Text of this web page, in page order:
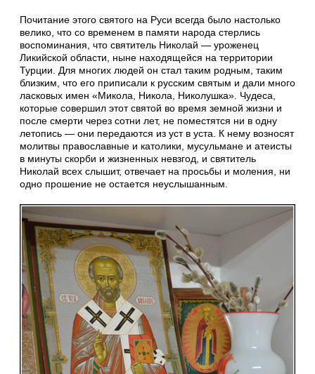
Почитание этого святого на Руси всегда было настолько
велико, что со временем в памяти народа стерлись
воспоминания, что святитель Николай — уроженец
Ликийской области, ныне находящейся на территории
Турции. Для многих людей он стал таким родным, таким
близким, что его приписали к русским святым и дали много
ласковых имен «Микола, Никола, Николушка». Чудеса,
которые совершил этот святой во время земной жизни и
после смерти через сотни лет, не поместятся ни в одну
летопись — они передаются из уст в уста. К нему возносят
молитвы православные и католики, мусульмане и атеисты
в минуты скорби и жизненных невзгод, и святитель
Николай всех слышит, отвечает на просьбы и моления, ни
одно прошение не остается неуслышанным.